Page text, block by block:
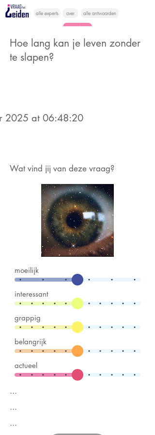
alle experts over alle antwoorden
vragen lessen
Vraag het
Hoe lang kan je leven zonder
te slapen?
2025 at 06:48:20
Wat vind jij van deze vraag?
moeilijk
interessant
grappig
belangrijk
actueel
...
...
...